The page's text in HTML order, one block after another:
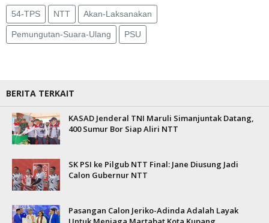
54-TPS NTT Akan-Laksanakan
Pemungutan-Suara-Ulang PSU
BERITA TERKAIT
KASAD Jenderal TNI Maruli Simanjuntak Datang,
400 Sumur Bor Siap Aliri NTT
SK PSI ke Pilgub NTT Final: Jane Diusung Jadi
Calon Gubernur NTT
Pasangan Calon Jeriko-Adinda Adalah Layak